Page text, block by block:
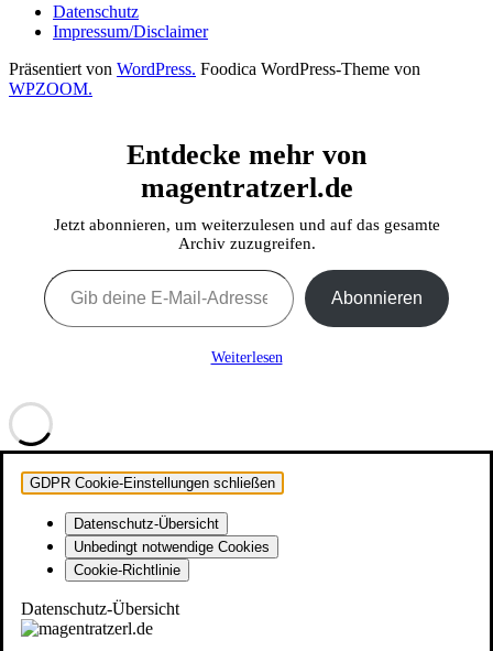
Datenschutz
Impressum/Disclaimer
Präsentiert von WordPress. Foodica WordPress-Theme von
WPZOOM.
Entdecke mehr von
magentratzerl.de
Jetzt abonnieren, um weiterzulesen und auf das gesamte
Archiv zuzugreifen.
Gib deine E-Mail-Adresse ein ...
Abonnieren
Weiterlesen
GDPR Cookie-Einstellungen schließen
Datenschutz-Übersicht
Unbedingt notwendige Cookies
Cookie-Richtlinie
Datenschutz-Übersicht